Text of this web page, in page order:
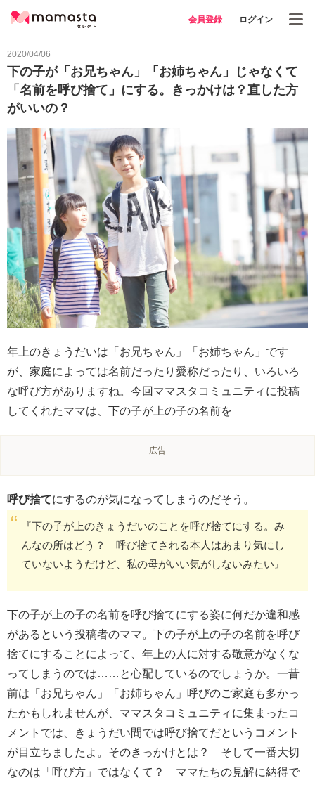
会員登録 ログイン
2020/04/06
下の子が「お兄ちゃん」「お姉ちゃん」じゃなくて
「名前を呼び捨て」にする。きっかけは？直した方
がいいの？
年上のきょうだいは「お兄ちゃん」「お姉ちゃん」です
が、家庭によっては名前だったり愛称だったり、いろいろ
な呼び方がありますね。今回ママスタコミュニティに投稿
してくれたママは、下の子が上の子の名前を
広告
呼び捨てにするのが気になってしまうのだそう。
『下の子が上のきょうだいのことを呼び捨てにする。み
んなの所はどう？ 呼び捨てされる本人はあまり気にし
ていないようだけど、私の母がいい気がしないみたい』
下の子が上の子の名前を呼び捨てにする姿に何だか違和感
があるという投稿者のママ。下の子が上の子の名前を呼び
捨てにすることによって、年上の人に対する敬意がなくな
ってしまうのでは……と心配しているのでしょうか。一昔
前は「お兄ちゃん」「お姉ちゃん」呼びのご家庭も多かっ
たかもしれませんが、ママスタコミュニティに集まったコ
メントでは、きょうだい間では呼び捨てだというコメント
が目立ちましたよ。そのきっかけとは？ そして一番大切
なのは「呼び方」ではなくて？ ママたちの見解に納得で